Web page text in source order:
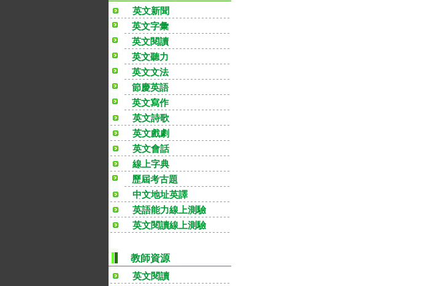
英文新聞
英文字彙
英文閱讀
英文聽力
英文文法
節慶英語
英文寫作
英文詩歌
英文戲劇
英文會話
線上字典
歷屆考古題
中文地址英譯
英語能力線上測驗
英文閱讀線上測驗
教師資源
英文閱讀